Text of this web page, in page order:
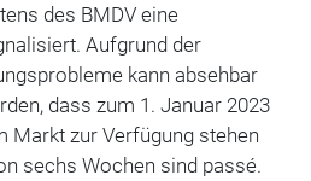
des BMDV eine
Aufgrund der
kann absehbar
dass zum 1. Januar 2023
Markt zur Verfügung stehen
sechs Wochen sind passé.